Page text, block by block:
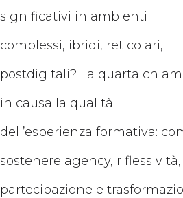
significativi in ambienti
complessi, ibridi, reticolari,
postdigitali? La quarta
in causa la qualità
dell’esperienza formativa:
sostenere agency, riflessività,
partecipazione e